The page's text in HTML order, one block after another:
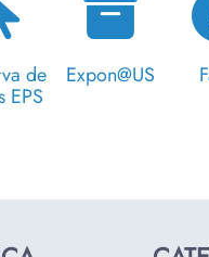
de
EPS
Expon@US